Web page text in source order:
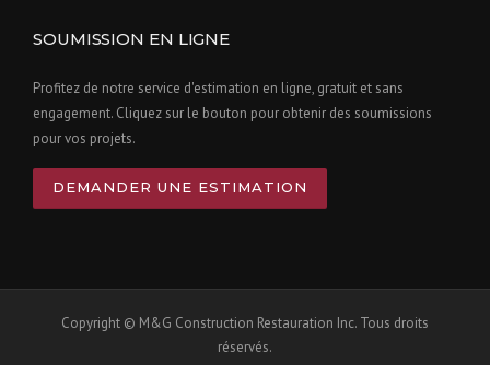
SOUMISSION EN LIGNE
Profitez de notre service d'estimation en ligne, gratuit et sans
engagement. Cliquez sur le bouton pour obtenir des soumissions
pour vos projets.
DEMANDER UNE ESTIMATION
Copyright © M&G Construction Restauration Inc. Tous droits
réservés.